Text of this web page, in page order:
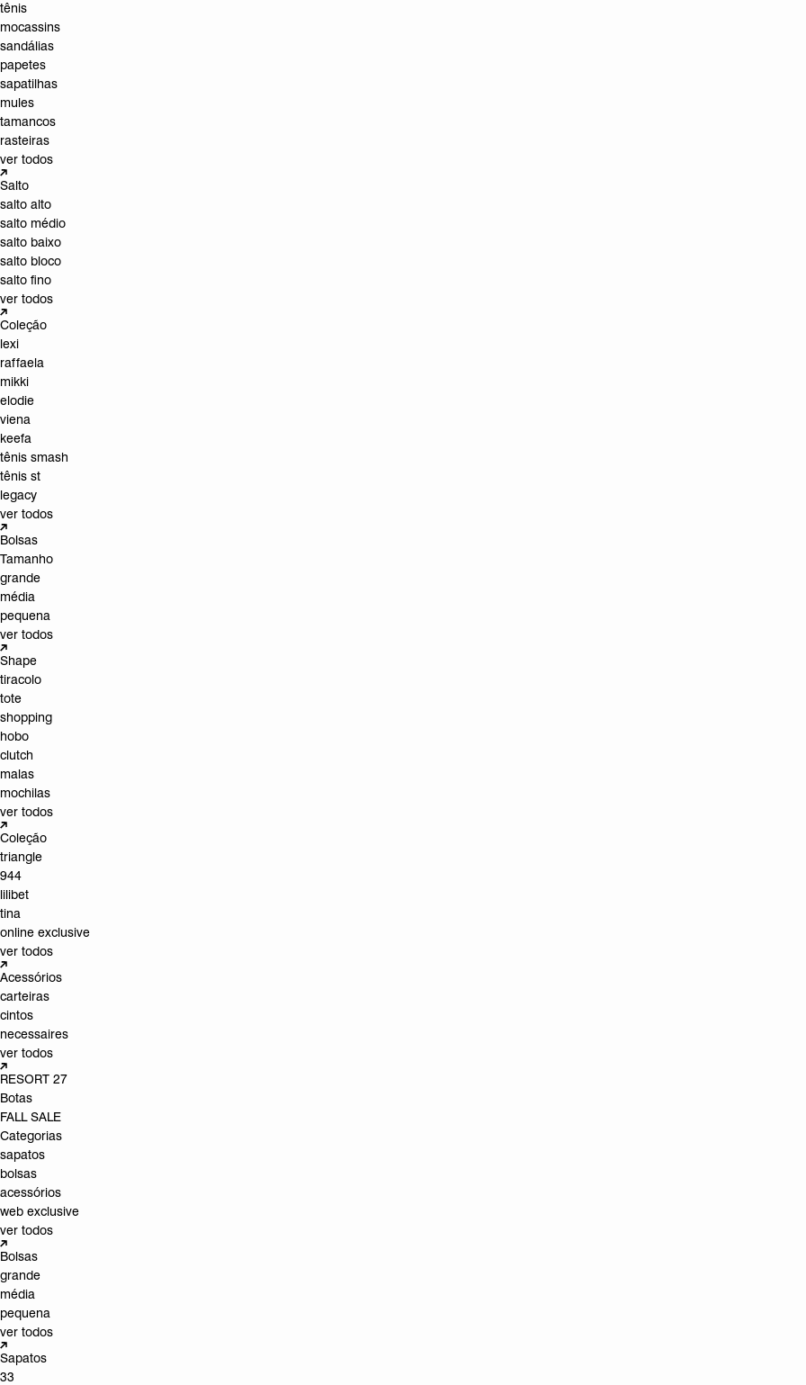
tênis
mocassins
sandálias
papetes
sapatilhas
mules
tamancos
rasteiras
ver todos
Salto
salto alto
salto médio
salto baixo
salto bloco
salto fino
ver todos
Coleção
lexi
raffaela
mikki
elodie
viena
keefa
tênis smash
tênis st
legacy
ver todos
Bolsas
Tamanho
grande
média
pequena
ver todos
Shape
tiracolo
tote
shopping
hobo
clutch
malas
mochilas
ver todos
Coleção
triangle
944
lilibet
tina
online exclusive
ver todos
Acessórios
carteiras
cintos
necessaires
ver todos
RESORT 27
Botas
FALL SALE
Categorias
sapatos
bolsas
acessórios
web exclusive
ver todos
Bolsas
grande
média
pequena
ver todos
Sapatos
33